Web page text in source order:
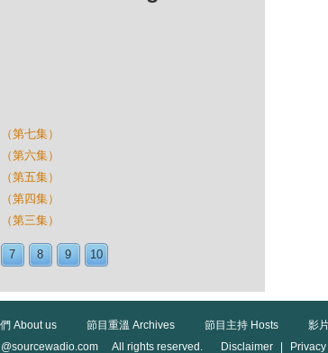
第七集）
第六集）
第五集）
第四集）
第三集）
7 8 9 10
About us 節目重溫 Archives 節目主持 Hosts
影
@sourcewadio.com All rights reserved.
Disclaimer Privacy